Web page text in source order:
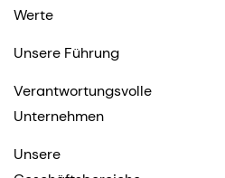
Werte
Unsere Führung
Verantwortungsvolle
Unternehmen
Unsere